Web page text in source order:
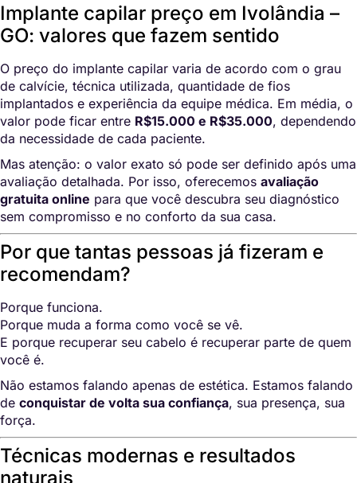
Implante capilar preço em Ivolândia –
GO: valores que fazem sentido
O preço do implante capilar varia de acordo com o grau
de calvície, técnica utilizada, quantidade de fios
implantados e experiência da equipe médica. Em média, o
valor pode ficar entre R$15.000 e R$35.000, dependendo
da necessidade de cada paciente.
Mas atenção: o valor exato só pode ser definido após uma
avaliação detalhada. Por isso, oferecemos avaliação
gratuita online para que você descubra seu diagnóstico
sem compromisso e no conforto da sua casa.
Por que tantas pessoas já fizeram e
recomendam?
Porque funciona.
Porque muda a forma como você se vê.
E porque recuperar seu cabelo é recuperar parte de quem
você é.
Não estamos falando apenas de estética. Estamos falando
de conquistar de volta sua confiança, sua presença, sua
força.
Técnicas modernas e resultados
naturais